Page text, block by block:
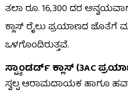
ತಲಾ ರೂ. 16,300 ದರ
ಕ್ಲಾಸ್ ರೈಲು ಪ್ರಯಾಣದ
ಒಳಗೊಂಡಿರುತ್ತವೆ.
ಸ್ಟ್ಯಾಂಡರ್ಡ್ ಕ್ಲಾಸ್ (3AC
ಸ್ವಲ್ಪ ಆರಾಮದಾಯಕ ಹಾಗೂ